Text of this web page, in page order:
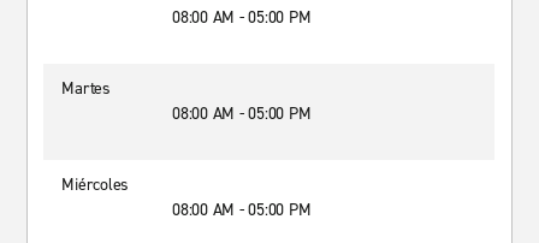
08:00 AM - 05:00 PM
Martes
08:00 AM - 05:00 PM
Miércoles
08:00 AM - 05:00 PM